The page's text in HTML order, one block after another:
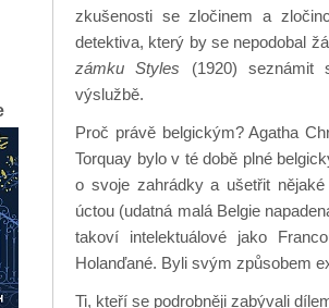
zkušenosti se zločinem a
detektiva, který by se nepodobal
zámku Styles (1920) seznámit
výslužbě.
Proč právě belgickým? Agatha
Torquay bylo v té době plné
o svoje zahrádky a ušetřit
úctou (udatná malá Belgie
takoví intelektuálové jako
Holanďané. Byli svým způsobem
Ti, kteří se podrobněji zabývali